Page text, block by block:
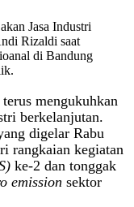
Jasa Industri
Rizaldi saat
di Bandung
mengukuhkan
berkelanjutan.
digelar Rabu
rangkaian kegiatan
ke-2 dan tonggak
emission sektor